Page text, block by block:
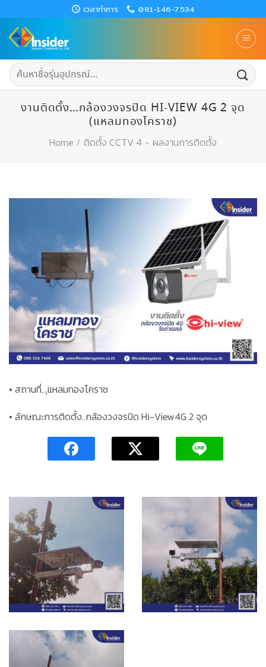
to
content
เวลาทำการ 081-146-7534
ค้นหา:
งานติดตั้ง…กล้องวงจรปิด HI-VIEW 4G 2 จุด
(แหลมทองโคราช)
Home / ติดตั้ง CCTV 4 - ผลงานการติดตั้ง
• สถานที่...ฺแหลมทองโคราช
• ลักษณะการติดตั้ง..กล้องวงจรปิด Hi-View4G 2 จุด